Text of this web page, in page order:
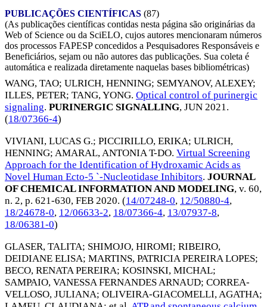
PUBLICAÇÕES CIENTÍFICAS (87)
(As publicações científicas contidas nesta página são originárias da
Web of Science ou da SciELO, cujos autores mencionaram números
dos processos FAPESP concedidos a Pesquisadores Responsáveis e
Beneficiários, sejam ou não autores das publicações. Sua coleta é
automática e realizada diretamente naquelas bases bibliométricas)
WANG, TAO; ULRICH, HENNING; SEMYANOV, ALEXEY;
ILLES, PETER; TANG, YONG. Optical control of purinergic
signaling. PURINERGIC SIGNALLING, JUN 2021.
(18/07366-4)
VIVIANI, LUCAS G.; PICCIRILLO, ERIKA; ULRICH,
HENNING; AMARAL, ANTONIA T-DO. Virtual Screening
Approach for the Identification of Hydroxamic Acids as
Novel Human Ecto-5 `-Nucleotidase Inhibitors. JOURNAL
OF CHEMICAL INFORMATION AND MODELING, v. 60,
n. 2, p. 621-630, FEB 2020. (14/07248-0, 12/50880-4,
18/24678-0, 12/06633-2, 18/07366-4, 13/07937-8,
18/06381-0)
GLASER, TALITA; SHIMOJO, HIROMI; RIBEIRO,
DEIDIANE ELISA; MARTINS, PATRICIA PEREIRA LOPES;
BECO, RENATA PEREIRA; KOSINSKI, MICHAL;
SAMPAIO, VANESSA FERNANDES ARNAUD; CORREA-
VELLOSO, JULIANA; OLIVEIRA-GIACOMELLI, AGATHA;